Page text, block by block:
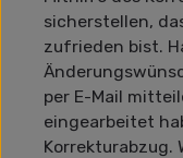
sicherstellen,
zufrieden bist.
per E-Mail
eingearbeitet
Korrekturabzug.